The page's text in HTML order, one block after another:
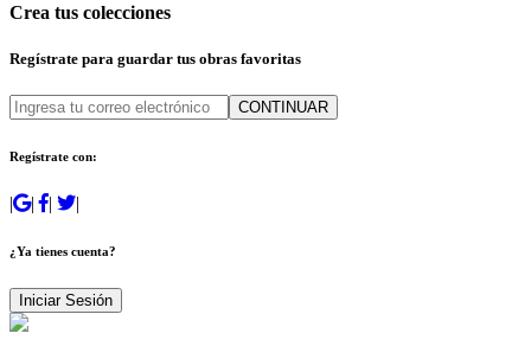
Crea tus colecciones
Regístrate para guardar tus obras favoritas
CONTINUAR
Regístrate con:
| | | |
¿Ya tienes cuenta?
Iniciar Sesión